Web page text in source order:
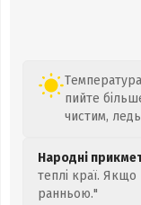
пийте
чистим,
Народні
теплі краї.
ранньою."